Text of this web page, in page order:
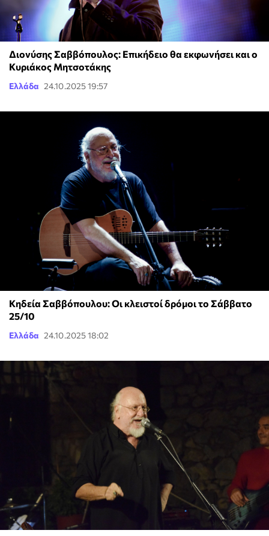
Διονύσης Σαββόπουλος: Επικήδειο θα εκφωνήσει και ο
Κυριάκος Μητσοτάκης
Ελλάδα 24.10.2025 19:57
Κηδεία Σαββόπουλου: Οι κλειστοί δρόμοι το Σάββατο
25/10
Ελλάδα 24.10.2025 18:02